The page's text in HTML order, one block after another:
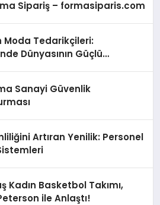
Sipariş – formasiparis.com
Moda Tedarikçileri:
Dünyasının Güçlü
Sanayi Güvenlik
Artıran Yenilik: Personel
Kadın Basketbol Takımı,
ile Anlaştı!